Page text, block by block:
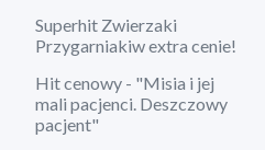
Superhit Zwierzaki
Przygarniakiw extra cenie!
Hit cenowy - "Misia i jej
mali pacjenci. Deszczowy
pacjent"